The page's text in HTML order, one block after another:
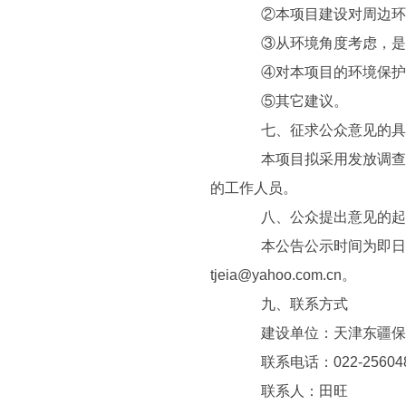
②本项目建设对周边环
③从环境角度考虑，是
④对本项目的环境保护
⑤其它建议。
七、征求公众意见的具
本项目拟采用发放调查
的工作人员。
八、公众提出意见的起
本公告公示时间为即日
tjeia@yahoo.com.cn。
九、联系方式
建设单位：天津东疆保
联系电话：022-
联系人：田旺